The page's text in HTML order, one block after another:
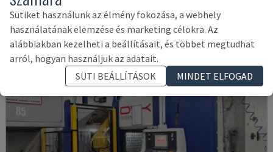
Sütiket használunk az élmény fokozása, a webhely
használatának elemzése és marketing célokra. Az
alábbiakban kezelheti a beállításait, és többet megtudhat
arról, hogyan használjuk az adatait.
SÜTI BEÁLLÍTÁSOK
MINDET ELFOGAD